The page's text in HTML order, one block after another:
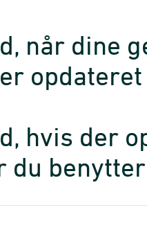
når dine
opdateret
hvis der
du benytter